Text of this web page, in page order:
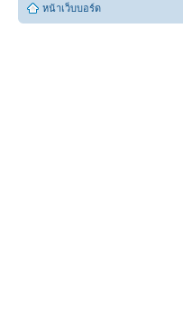
หน้าเว็บบอร์ด